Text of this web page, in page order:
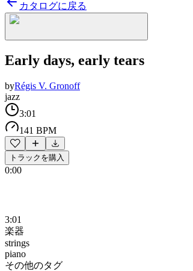
カタログに戻る
Early days, early tears
byRégis V. Gronoff
jazz
3:01
141 BPM
トラックを購入
0:00
3:01
楽器
strings
piano
その他のタグ